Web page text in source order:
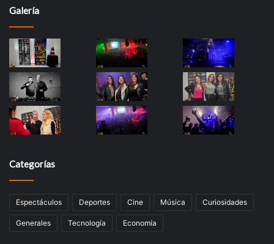
Galería
Categorías
Espectáculos Deportes Cine Música Curiosidades
Generales Tecnología Economía